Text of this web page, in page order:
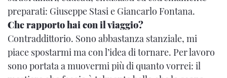
preparati: Giuseppe Stasi e Giancarlo Fontana.
Che rapporto hai con il viaggio?
Contraddittorio. Sono abbastanza stanziale, mi
piace spostarmi ma con l’idea di tornare. Per lavoro
sono portata a muovermi più di quanto vorrei: il